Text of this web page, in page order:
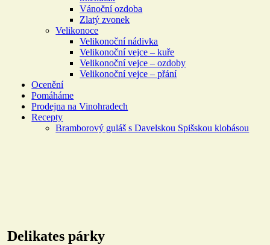
Vánoční ozdoba
Zlatý zvonek
Velikonoce
Velikonoční nádivka
Velikonoční vejce – kuře
Velikonoční vejce – ozdoby
Velikonoční vejce – přání
Ocenění
Pomáháme
Prodejna na Vinohradech
Recepty
Bramborový guláš s Davelskou Spišskou klobásou
Delikates párky